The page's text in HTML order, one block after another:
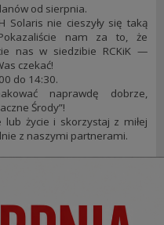
od sierpnia.
Solaris nie cieszyły się taką
nam za to, że
nas w siedzibie RCKiK —
czekać!
do 14:30.
naprawdę dobrze,
Środy”!
życie i skorzystaj z miłej
z naszymi partnerami.